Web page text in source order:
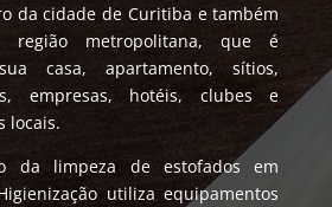
da cidade de Curitiba e também
região metropolitana, que é
casa, apartamento, sítios,
empresas, hotéis, clubes e
locais.
da limpeza de estofados em
utiliza equipamentos